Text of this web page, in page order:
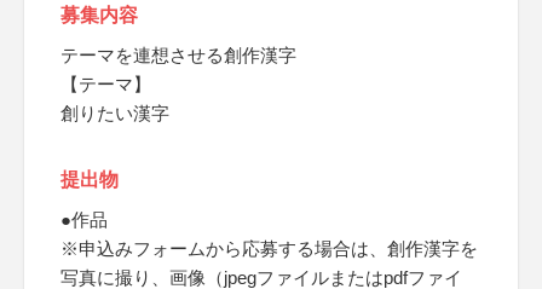
募集内容
テーマを連想させる創作漢字
【テーマ】
創りたい漢字
提出物
●作品
※申込みフォームから応募する場合は、創作漢字を
写真に撮り、画像（jpegファイルまたはpdfファイ